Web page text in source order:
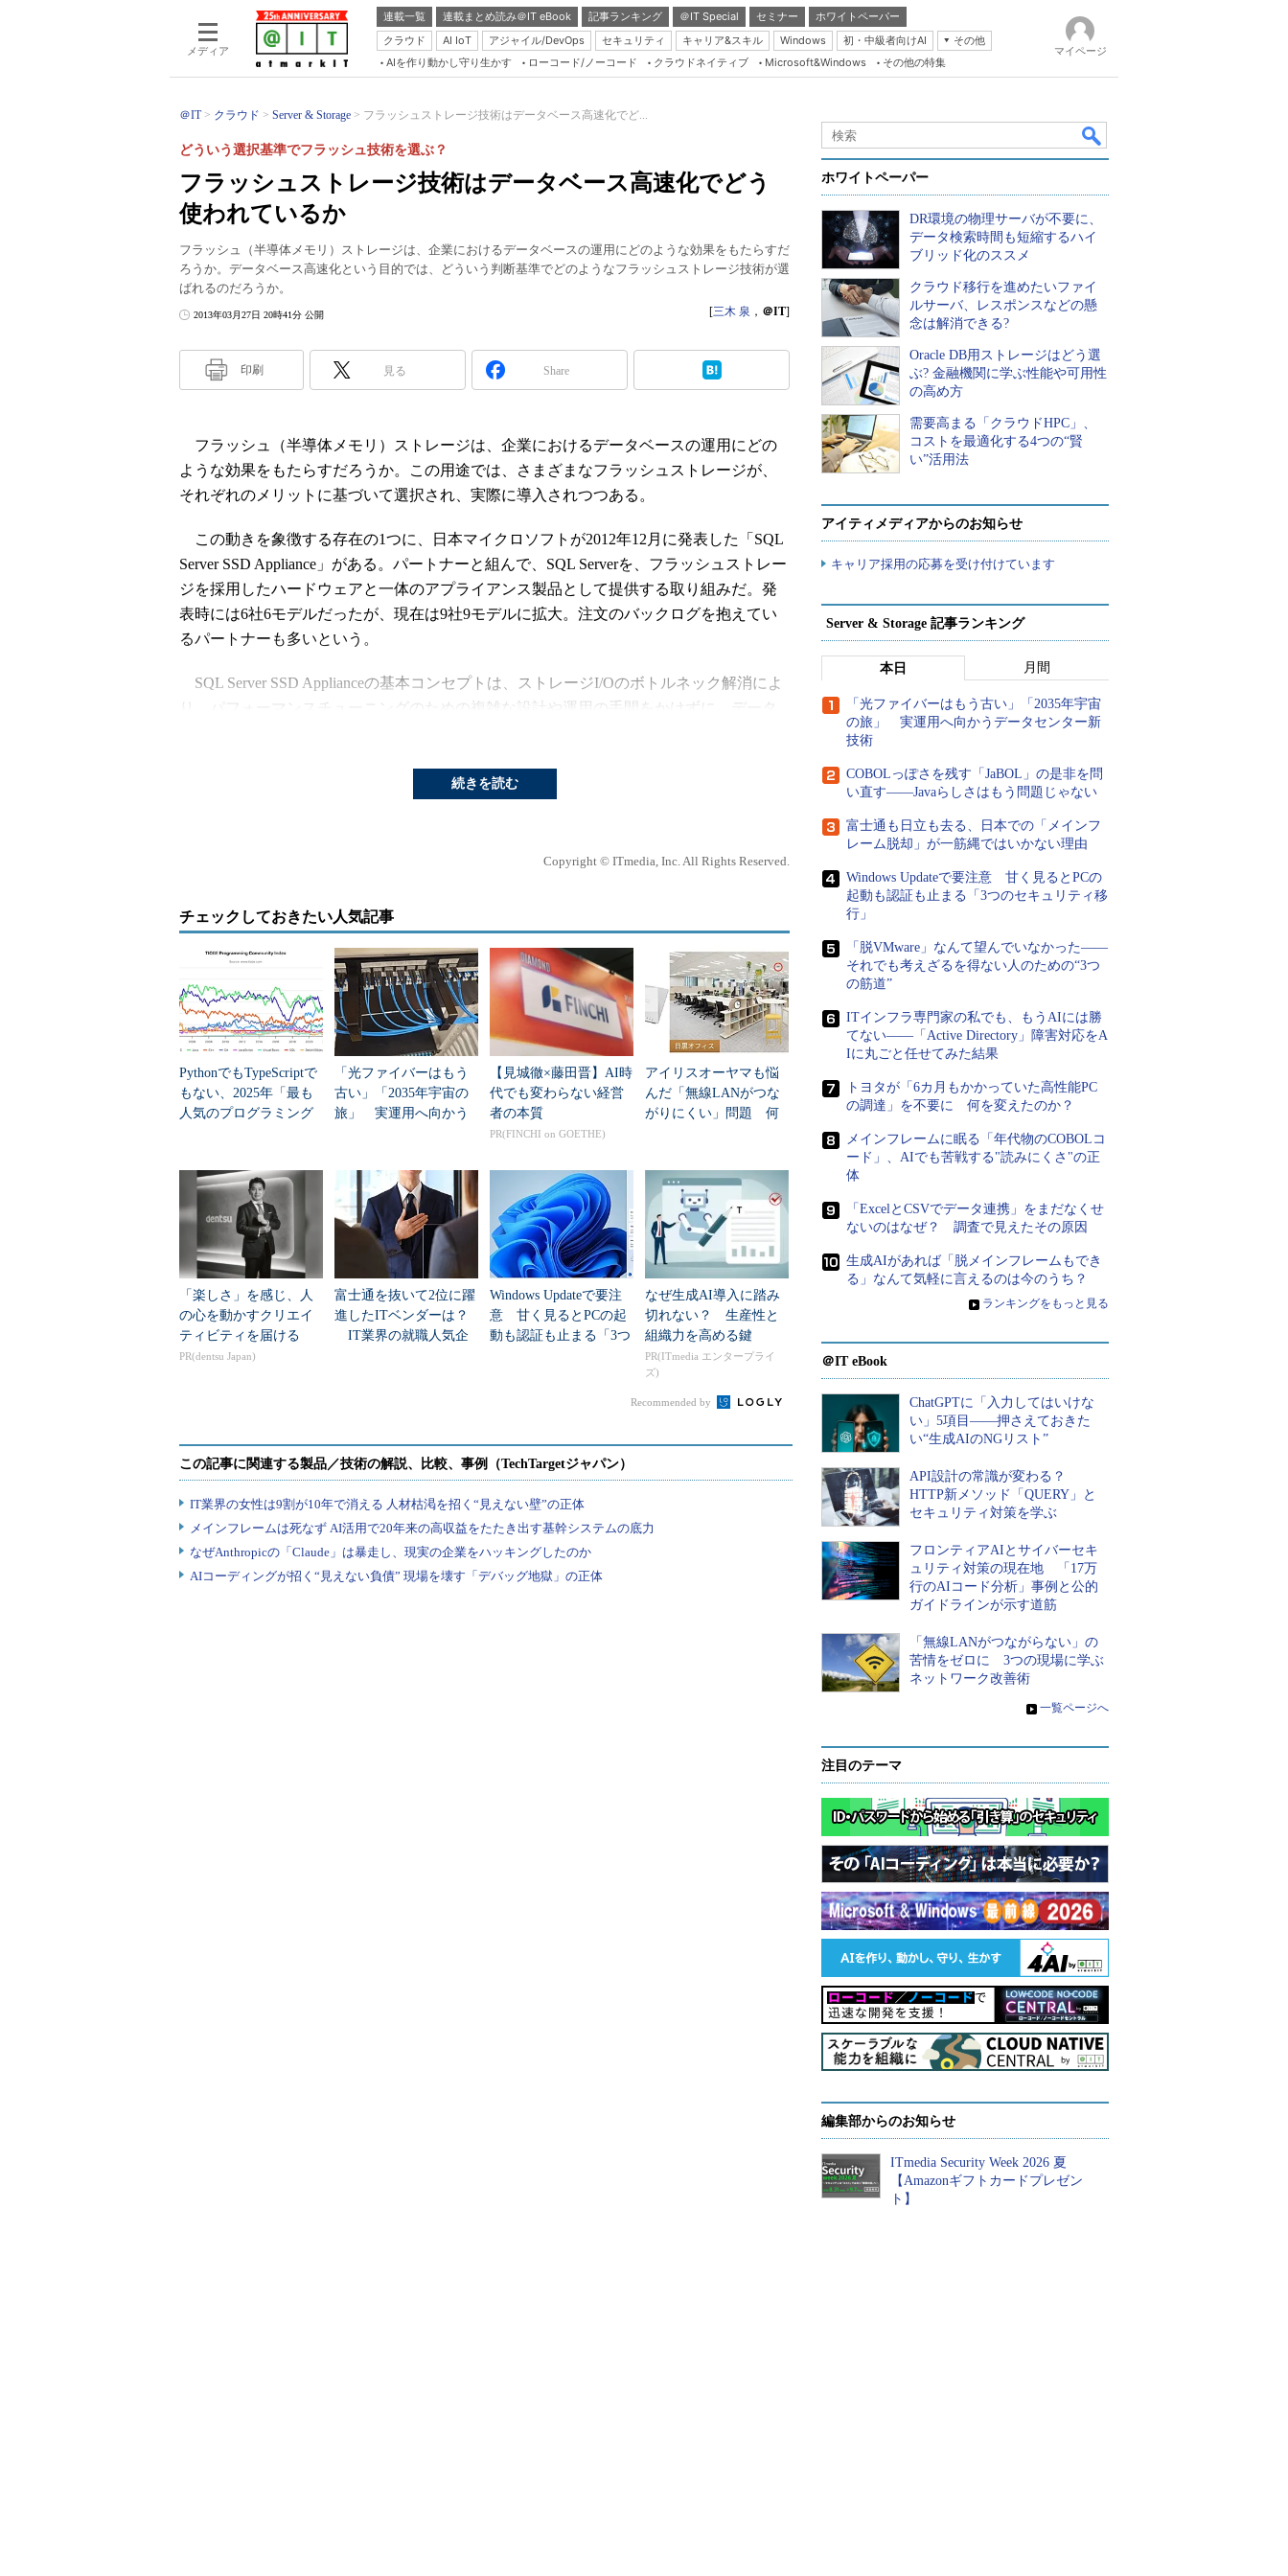
メディア
連載一覧 連載まとめ読み＠IT eBook 記事ランキング ＠IT Special セミナー
ホワイトペーパー
クラウド
AI IoT アジャイル/DevOps セキュリティ キャリア&スキル Windows 初・中級者向けAI
その他
Server & Storage
Java Agile
Database Expert
Linux ＆ OSS
Master of IP Network
Security & Trust
Test & Tools
AIを作り動かし守り生かす ローコード/ノーコード クラウドネイティブ Microsoft&Windows その他の特集
マイページ
＠IT クラウド Server & Storage フラッシュストレージ技術はデータベース高速化でど...
フラッシュストレージ技術はデータベース高速化でどう
使われているか
どういう選択基準でフラッシュ技術を選ぶ？
フラッシュ（半導体メモリ）ストレージは、企業におけるデータベースの運用にどのような効果をもたらすだ
ろうか。データベース高速化という目的では、どういう判断基準でどのようなフラッシュストレージ技術が選
ばれるのだろうか。
2013年03月27日 20時41分 公開 [三木 泉 ， ＠IT]
印刷 見る Share
フラッシュ（半導体メモリ）ストレージは、企業におけるデータベースの運用にどの
ような効果をもたらすだろうか。この用途では、さまざまなフラッシュストレージが、
それぞれのメリットに基づいて選択され、実際に導入されつつある。
この動きを象徴する存在の1つに、日本マイクロソフトが2012年12月に発表した「SQL
Server SSD Appliance」がある。パートナーと組んで、SQL Serverを、フラッシュストレー
ジを採用したハードウェアと一体のアプライアンス製品として提供する取り組みだ。発
表時には6社6モデルだったが、現在は9社9モデルに拡大。注文のバックログを抱えてい
るパートナーも多いという。
SQL Server SSD Applianceの基本コンセプトは、ストレージI/Oのボトルネック解消によ
り、パフォーマンスチューニングのための複雑な設計や運用の手間をかけずに、データ
ールフラッシュストレージ、SSDを搭載した既存ストレージ装置と、バラエティに富ん
トレージだけが選択基準になるわけではない。しかし、この製品の価格のうち、大きな
比率をフラッシュストレージが占めていることは容易に想像できる。従って、単純に価
格の安さで特定のモデルが選ばれたとしても、間接的にはフラッシュストレージの価格
を考慮した選択だといえるはずだ。
IT INSIDER No.7では、データベース高速化と各種フラ
ッシュストレージ技術の関係について探っています
このプログラムを推進している、日本マイ
クロソフト サーバプラットフォームビジネス
本部 クラウド＆アプリケーションプラットフ
ォーム製品部 エグゼクティブプロダクトマネ
Applianceに興味を持つユーザー企業は、いず
れの技術でも、これまでのハードディスクド
ライブを使ったストレージに比べれば桁違い
に高速だということに着目している。このた
め、細かなパフォーマンスの違いを選択基準
とするユーザー組織はあまり多くないとい
う。
また、データ記憶容量については、どのフ
ルに達しているため、容量の限界が選択を左右することは以前ほど多くないという。こ
的な構成価格が、重要な選択基準になっていることも多いという。
データベースの高速化と各種フラッシュストレージ技術との関係について、北川氏へ
の取材内容を交え、「データベースとフラッシュストレージの方程式（PCIeフラッシ
ュ、普及への文脈 後編）」にまとめました。ぜひご覧ください（本コンテンツのダウン
ロードには、TechTarget会員登録が必要です）。
続きを読む
Copyright © ITmedia, Inc. All Rights Reserved.
チェックしておきたい人気記事
PythonでもTypeScriptで
もない、2025年「最も
人気のプログラミング
「光ファイバーはもう
古い」「2035年宇宙の
旅」 実運用へ向かう
【見城徹×藤田晋】AI時
代でも変わらない経営
者の本質
PR(FINCHI on GOETHE)
アイリスオーヤマも悩
んだ「無線LANがつな
がりにくい」問題 何
「楽しさ」を感じ、人
の心を動かすクリエイ
ティビティを届ける
PR(dentsu Japan)
富士通を抜いて2位に躍
進したITベンダーは？
IT業界の就職人気企
Windows Updateで要注
意 甘く見るとPCの起
動も認証も止まる「3つ
なぜ生成AI導入に踏み
切れない？ 生産性と
組織力を高める鍵
PR(ITmedia エンタープライ
ズ)
Recommended by
ホワイトペーパー
DR環境の物理サーバが不要に、
データ検索時間も短縮するハイ
ブリッド化のススメ
クラウド移行を進めたいファイ
ルサーバ、レスポンスなどの懸
念は解消できる?
Oracle DB用ストレージはどう選
ぶ? 金融機関に学ぶ性能や可用性
の高め方
需要高まる「クラウドHPC」、
コストを最適化する4つの“賢
い”活用法
アイティメディアからのお知らせ
キャリア採用の応募を受け付けています
Server & Storage 記事ランキング
本日 月間
「光ファイバーはもう古い」「2035年宇宙
の旅」 実運用へ向かうデータセンター新
技術
COBOLっぽさを残す「JaBOL」の是非を問
い直す――Javaらしさはもう問題じゃない
富士通も日立も去る、日本での「メインフ
レーム脱却」が一筋縄ではいかない理由
Windows Updateで要注意 甘く見るとPCの
起動も認証も止まる「3つのセキュリティ移
行」
「脱VMware」なんて望んでいなかった――
それでも考えざるを得ない人のための“3つ
の筋道”
ITインフラ専門家の私でも、もうAIには勝
てない――「Active Directory」障害対応をA
Iに丸ごと任せてみた結果
トヨタが「6カ月もかかっていた高性能PC
の調達」を不要に 何を変えたのか？
メインフレームに眠る「年代物のCOBOLコ
ード」、AIでも苦戦する"読みにくさ"の正
体
「ExcelとCSVでデータ連携」をまだなくせ
ないのはなぜ？ 調査で見えたその原因
生成AIがあれば「脱メインフレームもでき
る」なんて気軽に言えるのは今のうち？
» ランキングをもっと見る
＠IT eBook
ChatGPTに「入力してはいけな
い」5項目――押さえておきた
い“生成AIのNGリスト”
API設計の常識が変わる？
HTTP新メソッド「QUERY」と
セキュリティ対策を学ぶ
フロンティアAIとサイバーセキ
ュリティ対策の現在地 「17万
行のAIコード分析」事例と公的
ガイドラインが示す道筋
「無線LANがつながらない」の
苦情をゼロに 3つの現場に学ぶ
ネットワーク改善術
» 一覧ページへ
注目のテーマ
編集部からのお知らせ
ITmedia Security Week 2026 夏
【Amazonギフトカードプレゼン
ト】